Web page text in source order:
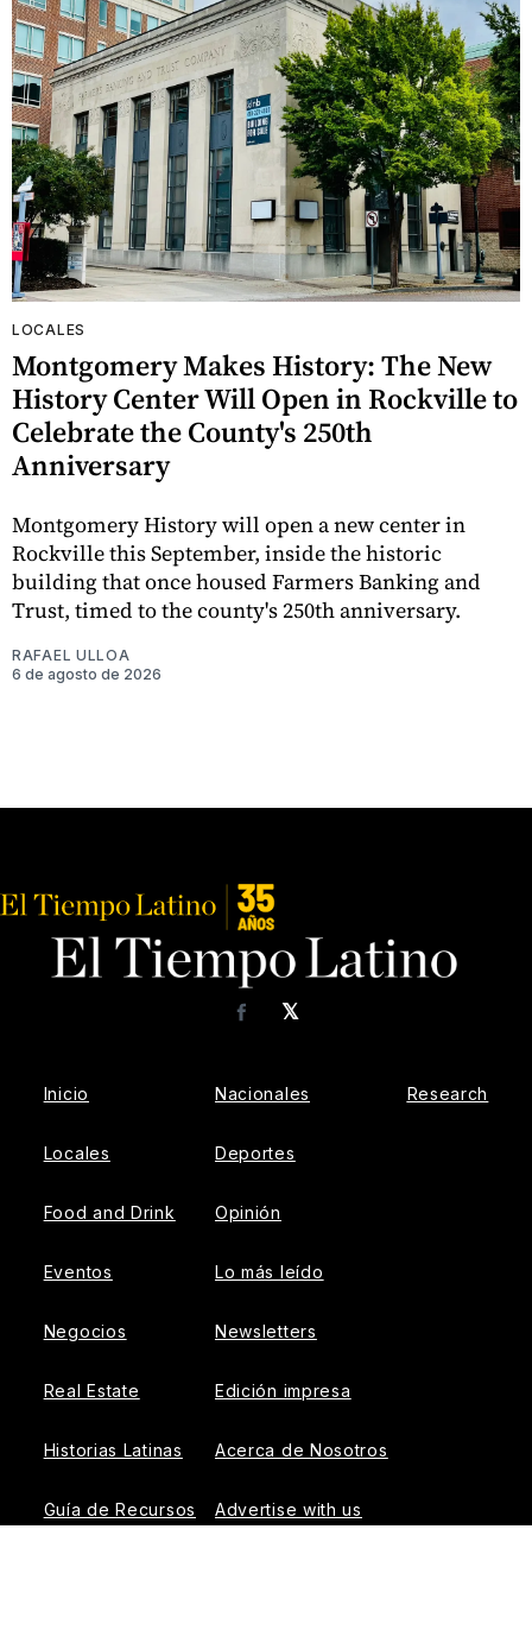
LOCALES
Montgomery Makes History: The New
History Center Will Open in Rockville to
Celebrate the County's 250th
Anniversary
Montgomery History will open a new center in
Rockville this September, inside the historic
building that once housed Farmers Banking and
Trust, timed to the county's 250th anniversary.
RAFAEL ULLOA
6 de agosto de 2026
𝕏
Facebook
Inicio
Locales
Food and Drink
Eventos
Negocios
Real Estate
Historias Latinas
Guía de Recursos
Nacionales
Deportes
Opinión
Lo más leído
Newsletters
Edición impresa
Acerca de Nosotros
Advertise with us
Research